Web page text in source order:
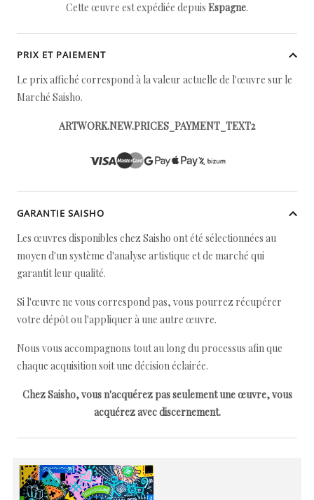
Cette œuvre est expédiée depuis Espagne.
PRIX ET PAIEMENT
Le prix affiché correspond à la valeur actuelle de l'œuvre sur le
Marché Saisho.
ARTWORK.NEW.PRICES_PAYMENT_TEXT2
GARANTIE SAISHO
Les œuvres disponibles chez Saisho ont été sélectionnées au
moyen d'un système d'analyse artistique et de marché qui
garantit leur qualité.
Si l'œuvre ne vous correspond pas, vous pourrez récupérer
votre dépôt ou l'appliquer à une autre œuvre.
Nous vous accompagnons tout au long du processus afin que
chaque acquisition soit une décision éclairée.
Chez Saisho, vous n'acquérez pas seulement une œuvre, vous
acquérez avec discernement.